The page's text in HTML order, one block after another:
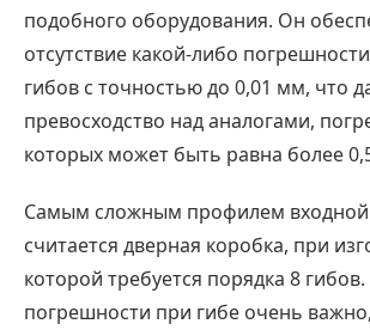
подобного оборудования. Он
отсутствие какой-либо
гибов с точностью до 0,01 мм, что
превосходство над аналогами,
которых может быть равна более
Самым сложным профилем входной
считается дверная коробка, при
которой требуется порядка 8
погрешности при гибе очень